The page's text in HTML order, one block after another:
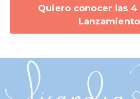
Quiero conocer las 4
Lanzamiento